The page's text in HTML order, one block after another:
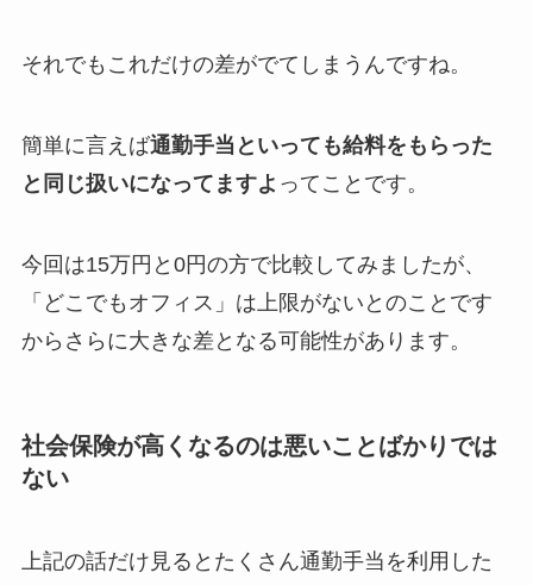
それでもこれだけの差がでてしまうんですね。
簡単に言えば通勤手当といっても給料をもらった
と同じ扱いになってますよ ってことです。
今回は15万円と0円の方で比較してみましたが、
「どこでもオフィス」は上限がないとのことです
からさらに大きな差となる可能性があります。
社会保険が高くなるのは悪いことばかりでは
ない
上記の話だけ見るとたくさん通勤手当を利用した